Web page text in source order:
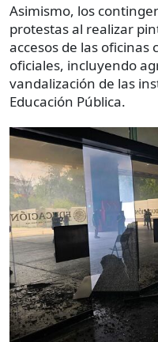
Asimismo, los
protestas al realizar
accesos de las oficinas
oficiales, incluyendo
vandalización de las
Educación Pública.